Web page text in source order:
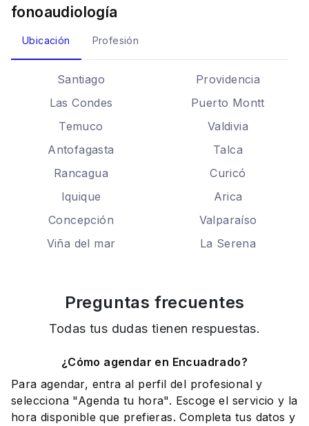
fonoaudiología
Ubicación Profesión
Santiago
Providencia
Las Condes
Puerto Montt
Temuco
Valdivia
Antofagasta
Talca
Rancagua
Curicó
Iquique
Arica
Concepción
Valparaíso
Viña del mar
La Serena
Preguntas frecuentes
Todas tus dudas tienen respuestas.
¿Cómo agendar en Encuadrado?
Para agendar, entra al perfil del profesional y
selecciona "Agenda tu hora". Escoge el servicio y la
hora disponible que prefieras. Completa tus datos y